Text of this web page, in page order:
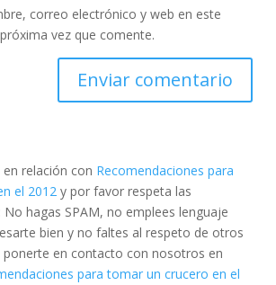
correo electrónico y web en este
vez que comente.
relación con Recomendaciones para
el 2012 y por favor respeta las
hagas SPAM, no emplees lenguaje
bien y no faltes al respeto de otros
ponerte en contacto con nosotros en
para tomar un crucero en el